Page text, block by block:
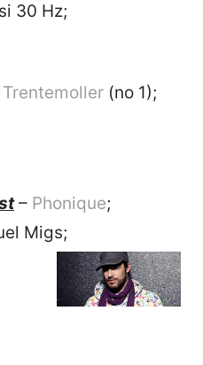
30 Hz;
Trentemoller (no 1);
– Phonique;
Migs;